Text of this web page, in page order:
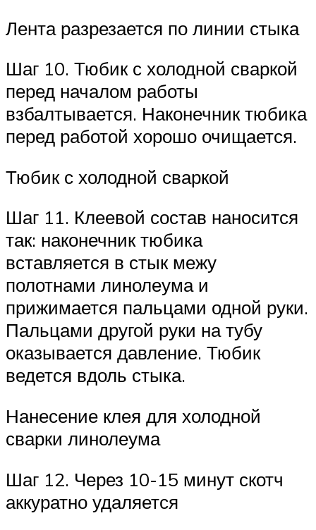
Лента разрезается по линии стыка
Шаг 10. Тюбик с холодной сваркой
перед началом работы
взбалтывается. Наконечник тюбика
перед работой хорошо очищается.
Тюбик с холодной сваркой
Шаг 11. Клеевой состав наносится
так: наконечник тюбика
вставляется в стык межу
полотнами линолеума и
прижимается пальцами одной руки.
Пальцами другой руки на тубу
оказывается давление. Тюбик
ведется вдоль стыка.
Нанесение клея для холодной
сварки линолеума
Шаг 12. Через 10-15 минут скотч
аккуратно удаляется